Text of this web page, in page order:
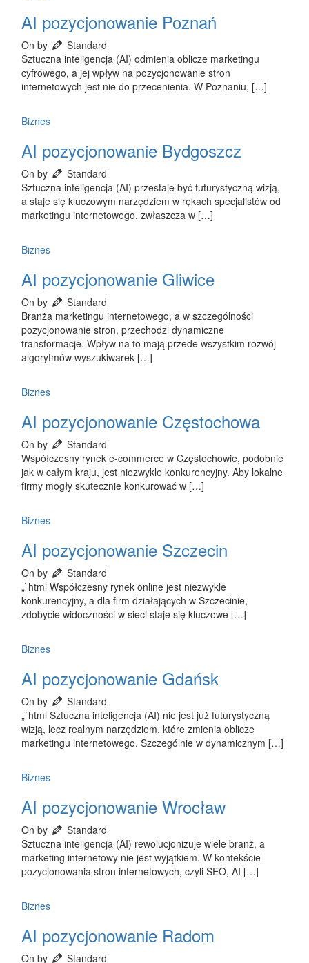
AI pozycjonowanie Poznań
On by
Standard
Sztuczna inteligencja (AI) odmienia oblicze marketingu
cyfrowego, a jej wpływ na pozycjonowanie stron
internetowych jest nie do przecenienia. W Poznaniu, […]
Biznes
AI pozycjonowanie Bydgoszcz
On by
Standard
Sztuczna inteligencja (AI) przestaje być futurystyczną wizją,
a staje się kluczowym narzędziem w rękach specjalistów od
marketingu internetowego, zwłaszcza w […]
Biznes
AI pozycjonowanie Gliwice
On by
Standard
Branża marketingu internetowego, a w szczególności
pozycjonowanie stron, przechodzi dynamiczne
transformacje. Wpływ na to mają przede wszystkim rozwój
algorytmów wyszukiwarek […]
Biznes
AI pozycjonowanie Częstochowa
On by
Standard
Współczesny rynek e-commerce w Częstochowie, podobnie
jak w całym kraju, jest niezwykle konkurencyjny. Aby lokalne
firmy mogły skutecznie konkurować w […]
Biznes
AI pozycjonowanie Szczecin
On by
Standard
„`html Współczesny rynek online jest niezwykle
konkurencyjny, a dla firm działających w Szczecinie,
zdobycie widoczności w sieci staje się kluczowe […]
Biznes
AI pozycjonowanie Gdańsk
On by
Standard
„`html Sztuczna inteligencja (AI) nie jest już futurystyczną
wizją, lecz realnym narzędziem, które zmienia oblicze
marketingu internetowego. Szczególnie w dynamicznym […]
Biznes
AI pozycjonowanie Wrocław
On by
Standard
Sztuczna inteligencja (AI) rewolucjonizuje wiele branż, a
marketing internetowy nie jest wyjątkiem. W kontekście
pozycjonowania stron internetowych, czyli SEO, AI […]
Biznes
AI pozycjonowanie Radom
On by Standard